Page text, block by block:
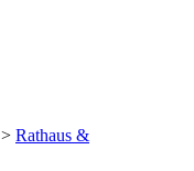
> Rathaus &